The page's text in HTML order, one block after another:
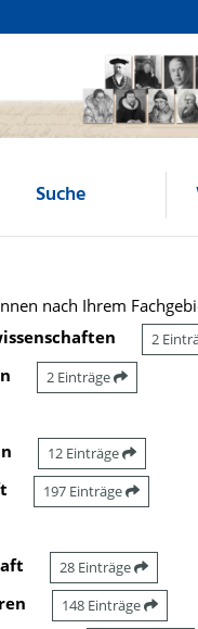
Suche
nach Ihrem
2
2 Einträge
12 Einträge
197 Einträge
28 Einträge
148 Einträge